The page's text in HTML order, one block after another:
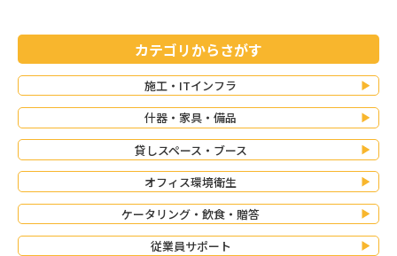
カテゴリからさがす
施工・ITインフラ
什器・家具・備品
貸しスペース・ブース
オフィス環境衛生
ケータリング・飲食・贈答
従業員サポート